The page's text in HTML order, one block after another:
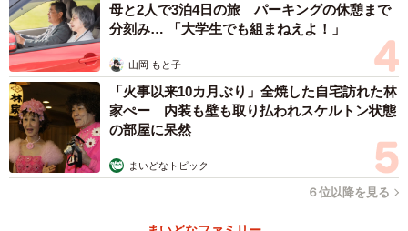
母と2人で3泊4日の旅 パーキングの休憩まで
分刻み… 「大学生でも組まねえよ！」
山岡 もと子
「火事以来10カ月ぶり」全焼した自宅訪れた林
家ぺー 内装も壁も取り払われスケルトン状態
の部屋に呆然
まいどなトピック
６位以降を見る